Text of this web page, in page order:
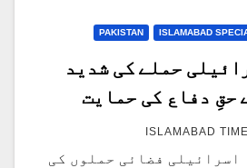
ISLAMABAD
PAKISTAN
حملے کی شدید
حقِ دفاع کی حمایت
ISLAMABAD
اسرائیلی فضائی حملوں کی